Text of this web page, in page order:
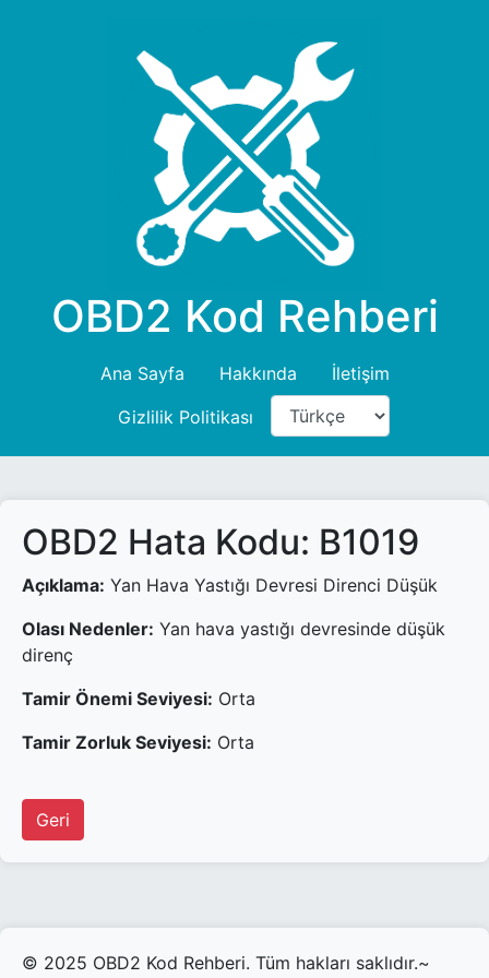
OBD2 Kod Rehberi
Ana Sayfa Hakkında
İletişim
Gizlilik Politikası
OBD2 Hata Kodu: B1019
Açıklama: Yan Hava Yastığı Devresi Direnci Düşük
Olası Nedenler: Yan hava yastığı devresinde düşük
direnç
Tamir Önemi Seviyesi: Orta
Tamir Zorluk Seviyesi: Orta
Geri
© 2025 OBD2 Kod Rehberi. Tüm hakları saklıdır.~